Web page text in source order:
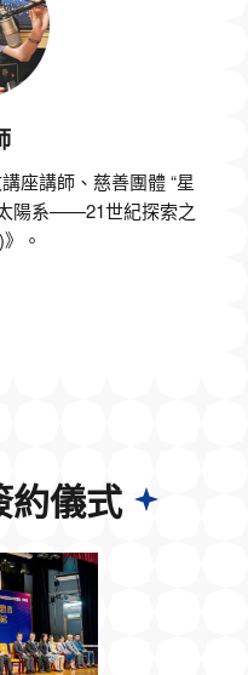
座講師、慈善團體 “星
陽系——21世紀探索之
。
約儀式